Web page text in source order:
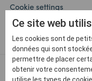
Cookie settings
Whistleblower
Contactez-nous
Ce site web
Les cookies sont de
données qui sont
permettre de placer
obtenir votre
utilise les types de